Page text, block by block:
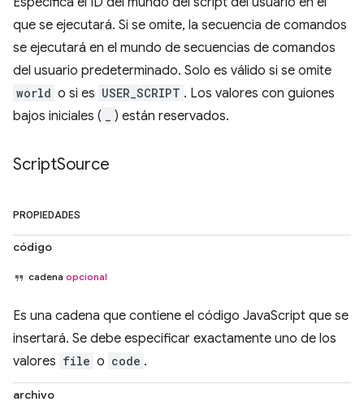
que se ejecutará. Si se omite, la secuencia de comandos
se ejecutará en el mundo de secuencias de comandos
del usuario predeterminado. Solo es válido si se omite
world o si es USER_SCRIPT . Los valores con guiones
bajos iniciales (
) están reservados.
ScriptSource
PROPIEDADES
código
cadena opcional
Es una cadena que contiene el código JavaScript que se
insertará. Se debe especificar exactamente uno de los
valores file o code .
archivo